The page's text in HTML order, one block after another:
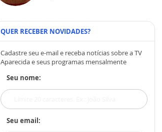
QUER RECEBER NOVIDADES?
Cadastre seu e-mail e receba notícias sobre a TV
Aparecida e seus programas mensalmente
Seu nome:
Seu email: